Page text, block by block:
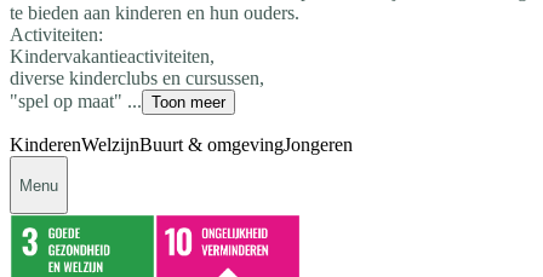
te bieden aan kinderen en hun ouders.
Activiteiten:
Kindervakantieactiviteiten,
diverse kinderclubs en cursussen,
"spel op maat" ... Toon meer
KinderenWelzijnBuurt & omgevingJongeren
Menu